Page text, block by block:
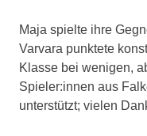
Maja spielte ihre
Varvara punktete
Klasse bei wenigen,
Spieler:innen aus
unterstützt; vielen